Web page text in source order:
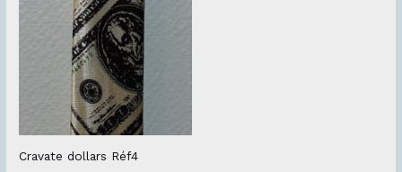
Cravate dollars Réf4